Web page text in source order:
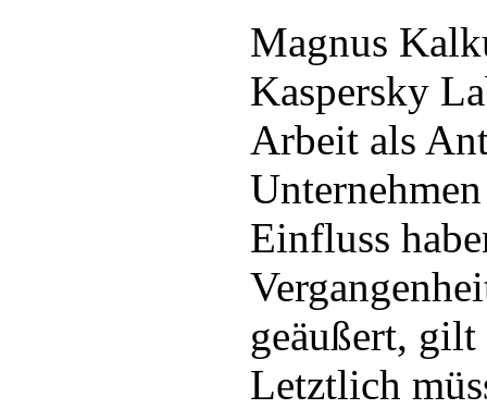
Magnus
Kaspersky
Arbeit als
Einfluss
geäußert,
Letztlich